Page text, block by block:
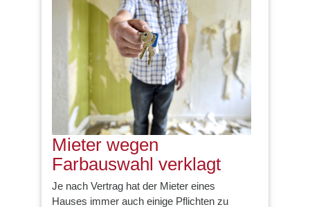
Mieter wegen
Farbauswahl verklagt
Je nach Vertrag hat der Mieter eines
Hauses immer auch einige Pflichten zu